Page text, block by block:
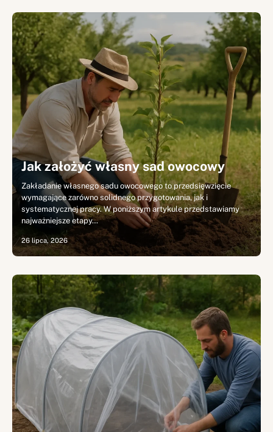
Jak założyć własny sad owocowy
Zakładanie własnego sadu owocowego to przedsięwzięcie
wymagające zarówno solidnego przygotowania, jak i
systematycznej pracy. W poniższym artykule przedstawiamy
najważniejsze etapy…
26 lipca, 2026